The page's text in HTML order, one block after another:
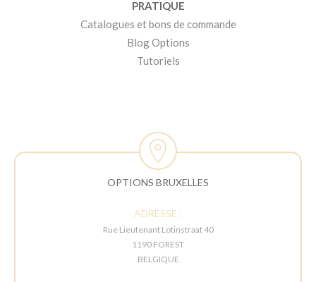
PRATIQUE
Catalogues et bons de commande
Blog Options
Tutoriels
OPTIONS BRUXELLES
ADRESSE :
Rue Lieutenant Lotinstraat 40
1190 FOREST
BELGIQUE